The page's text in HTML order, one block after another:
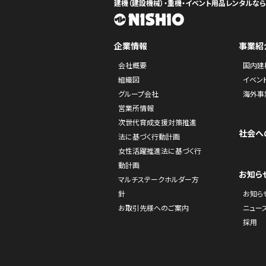
建機（建設機械）・重機・イベント用品レンタルな
企業情報
会社概要
組織図
グループ会社
営業所情報
次世代育成支援対策推進
法に基づく行動計画
女性活躍推進法に基づく行
動計画
マルチステークホルダー方
針
お取引先様へのご案内
事業紹
国内
イベン
海外事
社会へ
お知ら
お知ら
ニュー
採用